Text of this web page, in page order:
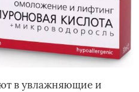
в увлажняющие и